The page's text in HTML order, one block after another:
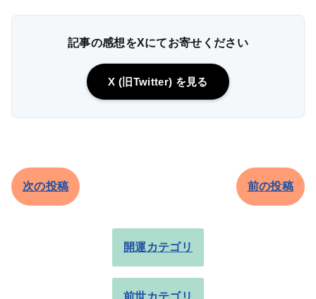
記事の感想をXにてお寄せください
X (旧Twitter) を見る
次の投稿 前の投稿
開運カテゴリ